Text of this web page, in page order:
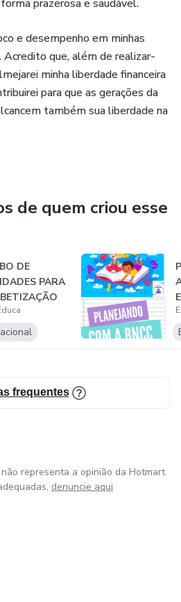
prazerosa e saudável.
e desempenho em minhas
Acredito que, além de realizar-
minha liberdade financeira
para que as gerações da
também sua liberdade na
e Letramento;
de quem criou esse
DE
PARA
E TDAH
frequentes
representa a opinião da Hotmart.
denuncie aqui